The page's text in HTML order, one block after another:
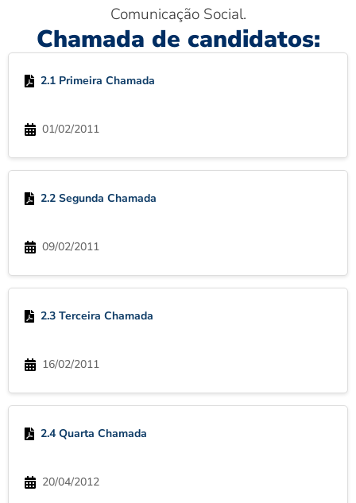
Comunicação Social.
Chamada de candidatos:
2.1 Primeira Chamada
01/02/2011
2.2 Segunda Chamada
09/02/2011
2.3 Terceira Chamada
16/02/2011
2.4 Quarta Chamada
20/04/2012